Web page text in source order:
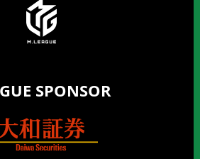
SPONSOR